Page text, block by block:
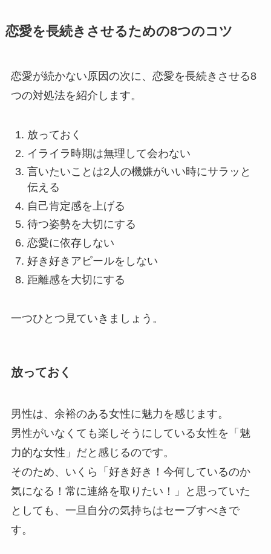
恋愛を長続きさせるための8つのコツ
恋愛が続かない原因の次に、恋愛を長続きさせる8
つの対処法を紹介します。
放っておく
イライラ時期は無理して会わない
言いたいことは2人の機嫌がいい時にサラッと
伝える
自己肯定感を上げる
待つ姿勢を大切にする
恋愛に依存しない
好き好きアピールをしない
距離感を大切にする
一つひとつ見ていきましょう。
放っておく
男性は、余裕のある女性に魅力を感じます。
男性がいなくても楽しそうにしている女性を「魅
力的な女性」だと感じるのです。
そのため、いくら「好き好き！今何しているのか
気になる！常に連絡を取りたい！」と思っていた
としても、一旦自分の気持ちはセーブすべきで
す。